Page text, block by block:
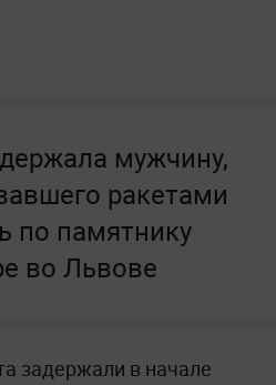
мужчину,
ракетами
по памятнику
во Львове
задержали в начале